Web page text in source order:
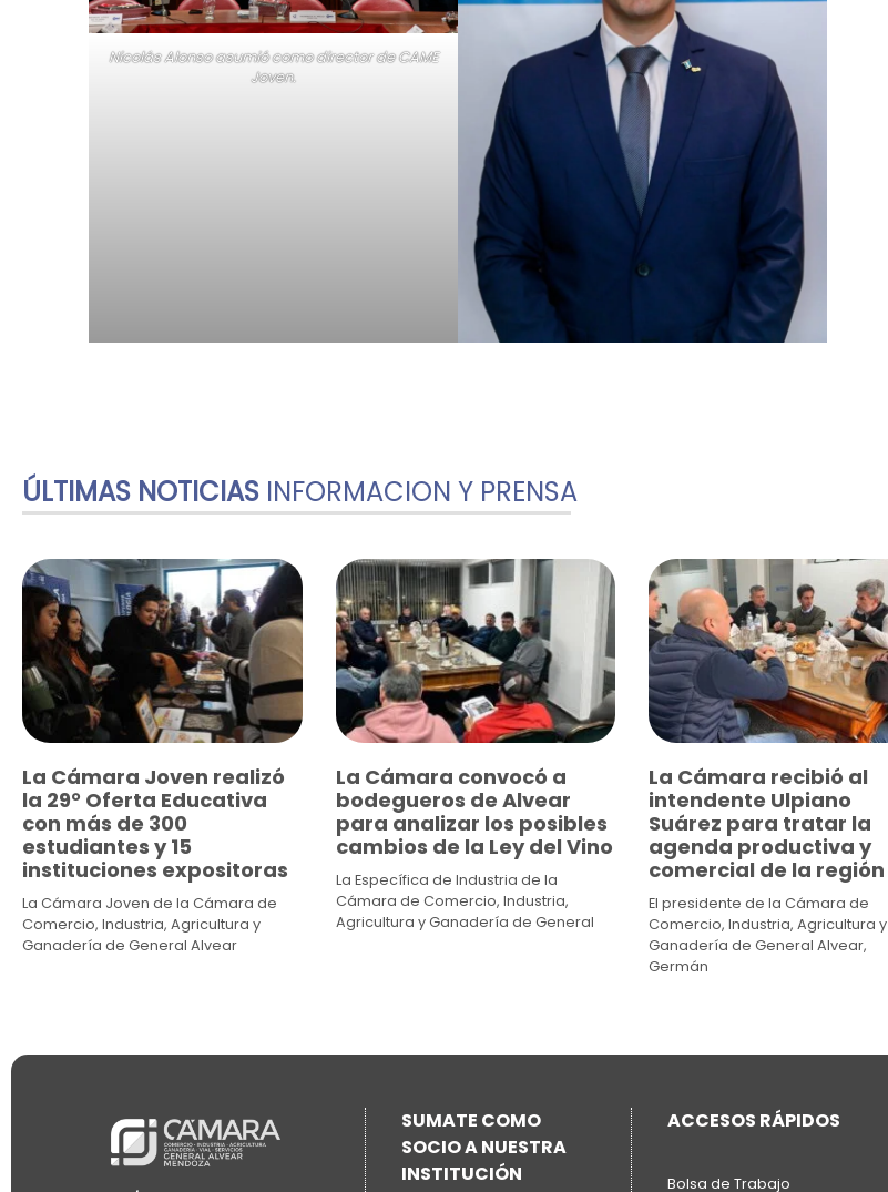
Nicolás Alonso asumió como director de CAME
Joven.
ÚLTIMAS NOTICIAS INFORMACION Y PRENSA
La Cámara Joven realizó
la 29° Oferta Educativa
con más de 300
estudiantes y 15
instituciones expositoras
La Cámara Joven de la Cámara de
Comercio, Industria, Agricultura y
Ganadería de General Alvear
La Cámara convocó a
bodegueros de Alvear
para analizar los posibles
cambios de la Ley del Vino
La Específica de Industria de la
Cámara de Comercio, Industria,
Agricultura y Ganadería de General
La Cámara recibió al
intendente Ulpiano
Suárez para tratar la
agenda productiva y
comercial de la región
El presidente de la Cámara de
Comercio, Industria, Agricultura y
Ganadería de General Alvear,
Germán
SUMATE COMO
SOCIO A NUESTRA
INSTITUCIÓN
ACCESOS RÁPIDOS
Bolsa de Trabajo